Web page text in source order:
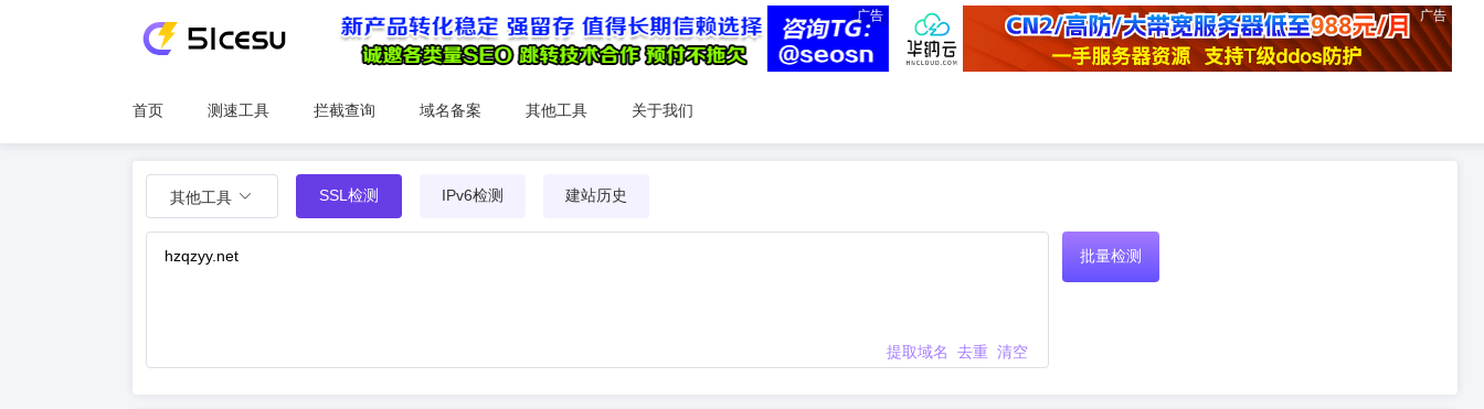
广告 广告
首页 测速工具 拦截查询 域名备案 其他工具 关于我们
其他工具 SSL检测 IPv6检测 建站历史
提取域名 去重 清空
批量检测